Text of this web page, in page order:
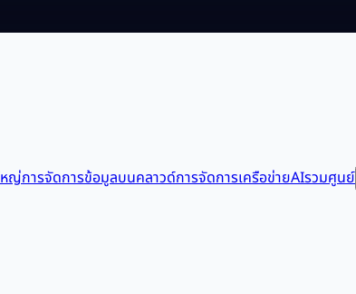
หญ่การจัดการข้อมูลบนคลาวด์การจัดการเครือข่ายAIรวมศูนย์